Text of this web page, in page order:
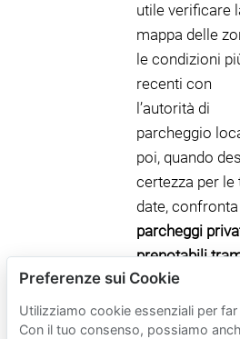
utile verificare
mappa delle
le condizioni
recenti con
l’autorità di
parcheggio
poi, quando
certezza per le
date,
parcheggi
prenotabili
Mobypark
Preferenze sui Cookie
Utilizziamo cookie essenziali per
Con il tuo consenso, possiamo